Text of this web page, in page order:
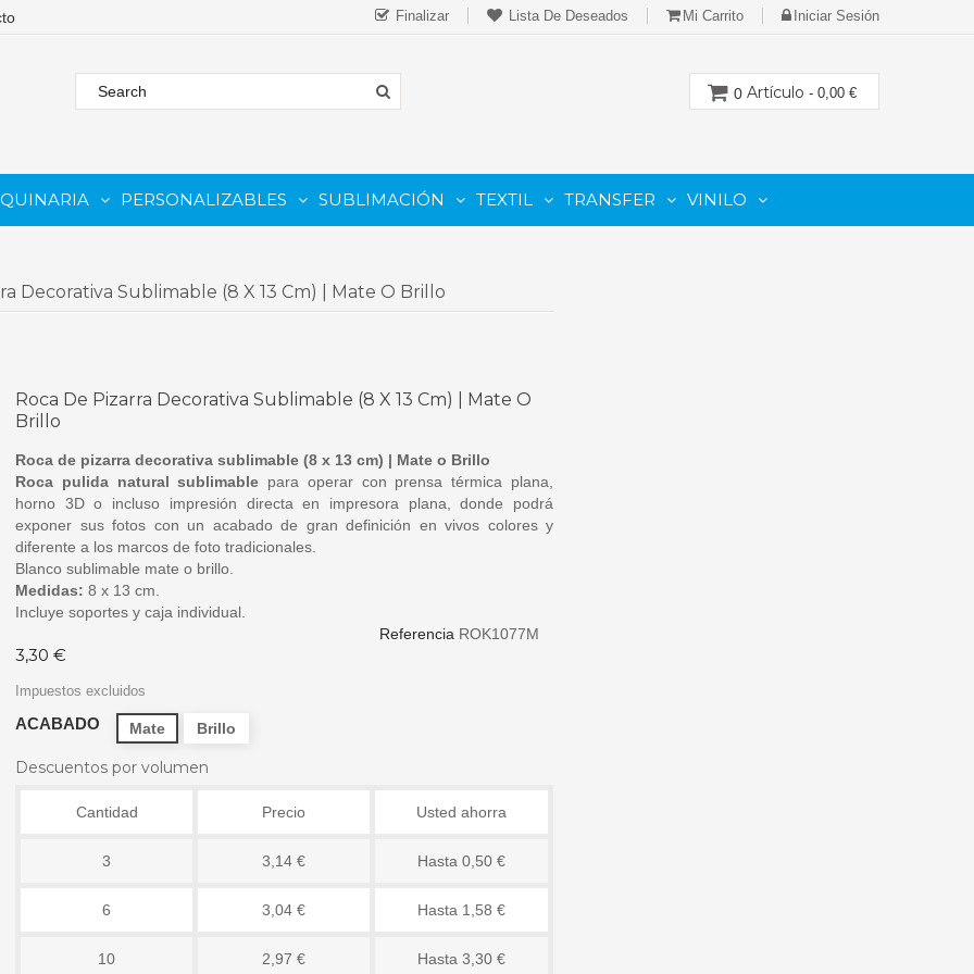
Finalizar Lista De Deseados Mi Carrito Iniciar Sesión
Artículo - 0,00 €
0
PERSONALIZABLES SUBLIMACIÓN TEXTIL TRANSFER VINILO
Decorativa Sublimable (8 X 13 Cm) | Mate O Brillo
Roca De Pizarra Decorativa Sublimable (8 X 13 Cm) | Mate O
Brillo
Roca de pizarra decorativa sublimable (8 x 13 cm) | Mate o Brillo
Roca pulida natural sublimable para operar con prensa térmica plana,
horno 3D o incluso impresión directa en impresora plana, donde podrá
exponer sus fotos con un acabado de gran definición en vivos colores y
diferente a los marcos de foto tradicionales.
Blanco sublimable mate o brillo.
Medidas: 8 x 13 cm.
Incluye soportes y caja individual.
Referencia ROK1077M
3,30 €
Impuestos excluidos
ACABADO Mate Brillo
Descuentos por volumen
Cantidad Precio Usted ahorra
3 3,14 € Hasta 0,50 €
6 3,04 € Hasta 1,58 €
10 2,97 € Hasta 3,30 €